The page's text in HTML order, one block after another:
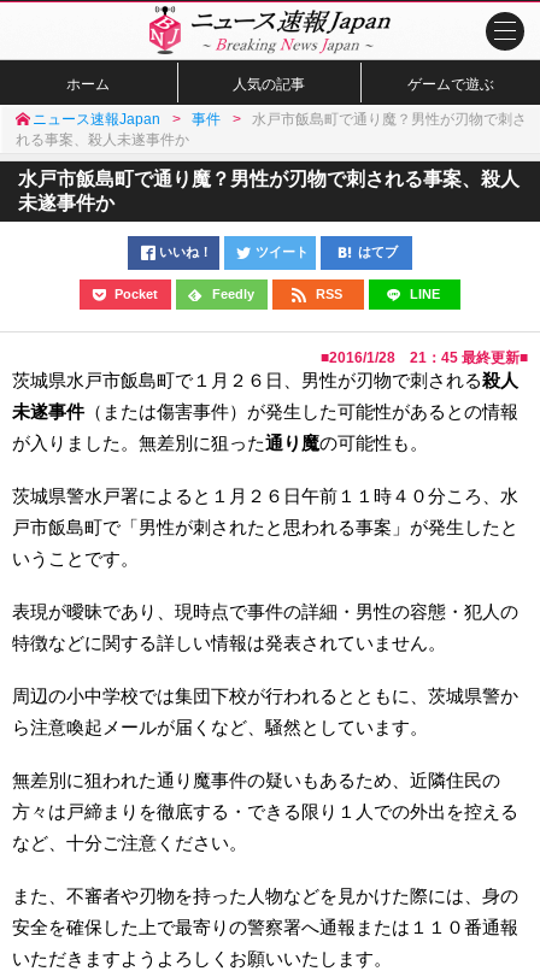
ホーム 人気の記事 ゲームで遊ぶ
ニュース速報Japan 事件
水戸市飯島町で通り魔？男性が刃物で刺さ
れる事案、殺人未遂事件か
水戸市飯島町で通り魔？男性が刃物で刺される事案、殺人
未遂事件か
いいね！ ツイート はてブ
Pocket Feedly RSS LINE
■2016/1/28 21：45 最終更新■
茨城県水戸市飯島町で１月２６日、男性が刃物で刺される殺人
未遂事件 （または傷害事件）が発生した可能性があるとの情報
が入りました。無差別に狙った通り魔の可能性も。
茨城県警水戸署によると１月２６日午前１１時４０分ころ、水
戸市飯島町で「男性が刺されたと思われる事案」が発生したと
いうことです。
表現が曖昧であり、現時点で事件の詳細・男性の容態・犯人の
特徴などに関する詳しい情報は発表されていません。
周辺の小中学校では集団下校が行われるとともに、茨城県警か
ら注意喚起メールが届くなど、騒然としています。
無差別に狙われた通り魔事件の疑いもあるため、近隣住民の
方々は戸締まりを徹底する・できる限り１人での外出を控える
など、十分ご注意ください。
また、不審者や刃物を持った人物などを見かけた際には、身の
安全を確保した上で最寄りの警察署へ通報または１１０番通報
いただきますようよろしくお願いいたします。